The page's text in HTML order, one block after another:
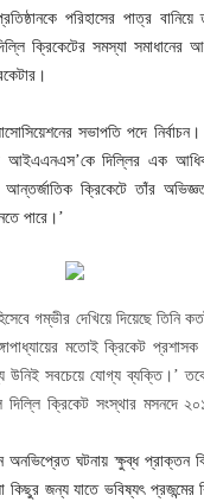
পরিহাসের পাত্র
ক্রিকেটের সমস্যা সমাধানের
সভাপতি পদে
আইএএনএস’কে দিল্লির এক
ক্রিকেটে তাঁর
পারে।’
গম্ভীর দেখিয়ে দিয়েছে তিনি
মতোই ক্রিকেট প্রশাসক
উনিই সবচেয়ে যোগ্য ব্যক্তি।’
দিল্লি ক্রিকেট সংস্থার মসনদে
ঘটনায় ক্ষুব্ধ প্রাক্তন
জন্য যাতে ভবিষ্যৎ প্রজন্মের